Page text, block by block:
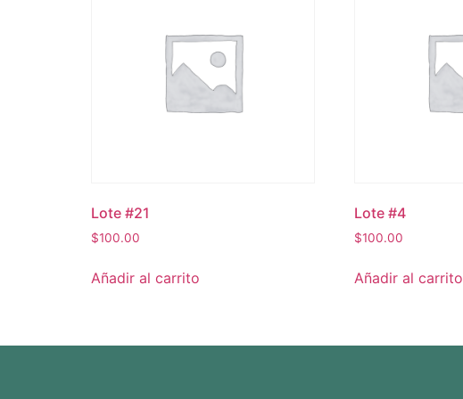
Lote #21
$100.00
Añadir al carrito
Lote #4
$100.00
Añadir al carrito